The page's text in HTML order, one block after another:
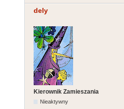
dely
Kierownik Zamieszania
Nieaktywny